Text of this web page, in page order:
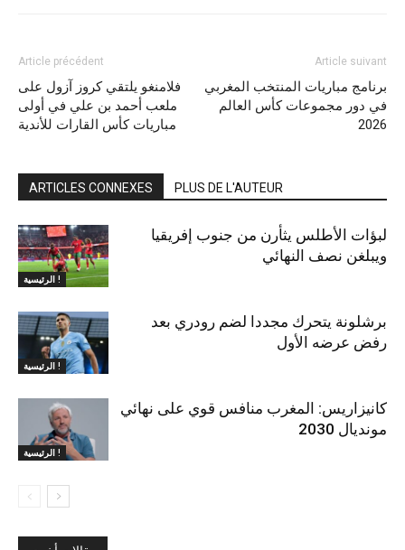
Article précédent
فلامنغو يلتقي كروز آزول على
ملعب أحمد بن علي في أولى
مباريات كأس القارات للأندية
Article suivant
برنامج مباريات المنتخب المغربي
في دور مجموعات كأس العالم
2026
ARTICLES CONNEXES PLUS DE L'AUTEUR
الرئيسية !
لبؤات الأطلس يثأرن من جنوب إفريقيا
ويبلغن نصف النهائي
الرئيسية !
برشلونة يتحرك مجددا لضم رودري بعد
رفض عرضه الأول
الرئيسية !
كانيزاريس: المغرب منافس قوي على نهائي
مونديال 2030